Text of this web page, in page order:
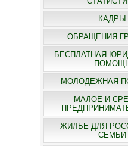
КАДРЫ
ОБРАЩЕНИЯ
БЕСПЛАТНАЯ
МОЛОДЕЖНАЯ
МАЛОЕ И
ЖИЛЬЕ ДЛЯ
СЕМЬИ